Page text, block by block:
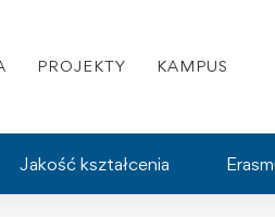
PROJEKTY KAMPUS
Jakość kształcenia